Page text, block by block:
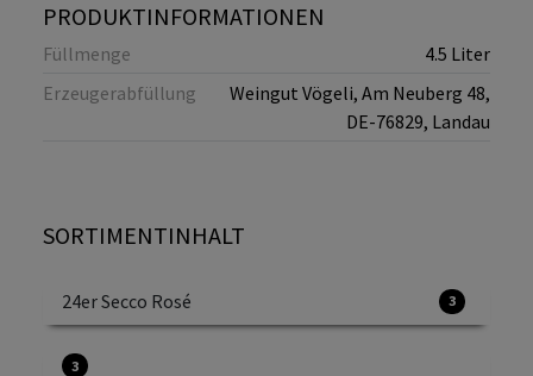
PRODUKTINFORMATIONEN
Füllmenge 4.5 Liter
Erzeugerabfüllung
Weingut Vögeli, Am Neuberg 48,
DE-76829, Landau
SORTIMENTINHALT
24er Secco Rosé 3
3